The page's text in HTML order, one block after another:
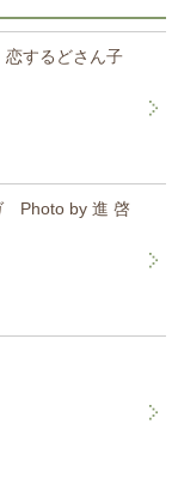
するどさん子
Photo by 進 啓